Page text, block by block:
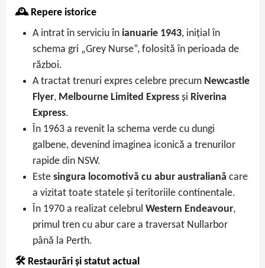
🕰 Repere istorice
A intrat în serviciu în ianuarie 1943, inițial în
schema gri „Grey Nurse”, folosită în perioada de
război.
A tractat trenuri expres celebre precum Newcastle
Flyer, Melbourne Limited Express și Riverina
Express.
În 1963 a revenit la schema verde cu dungi
galbene, devenind imaginea iconică a trenurilor
rapide din NSW.
Este singura locomotivă cu abur australiană care
a vizitat toate statele și teritoriile continentale.
În 1970 a realizat celebrul Western Endeavour,
primul tren cu abur care a traversat Nullarbor
până la Perth.
🛠 Restaurări și statut actual